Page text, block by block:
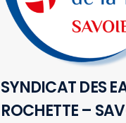
SYNDICAT DES
ROCHETTE –